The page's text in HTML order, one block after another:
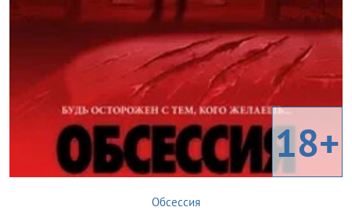
18+
Обсессия